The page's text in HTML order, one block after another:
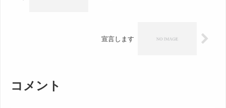
宣言します
コメント